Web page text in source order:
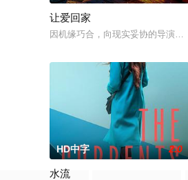
让爱回家
因机缘巧合，向现实妥协的导演
HD中字 2.0
水流